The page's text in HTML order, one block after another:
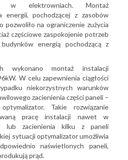
w elektrowniach. Montaż
energii, pochodzącej z zasobów
pozwoliło na ograniczenie zużycia
częściowe zaspokojenie potrzeb
energią pochodzącą z
wykonano montaż instalacji
W celu zapewnienia ciągłości
niekorzystnych warunków
zacienienia części paneli –
Takie rozwiązanie
pracę instalacji nawet w
lub zacienienia kilku z paneli
sytuacji optymalizator umożliwia
naświetlonych paneli,
prąd.